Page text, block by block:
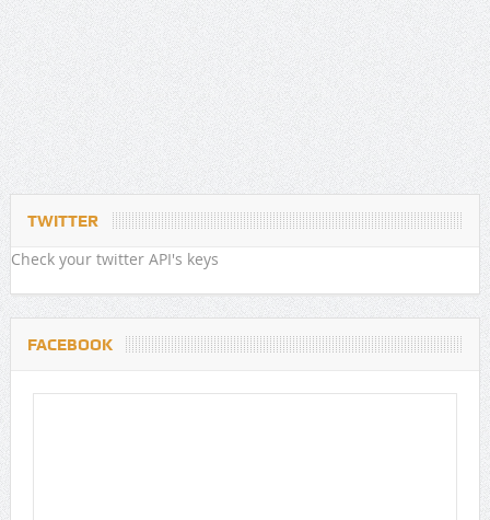
TWITTER
Check your twitter API's keys
FACEBOOK